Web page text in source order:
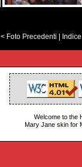
< Foto Precedenti
Welcome to the
Mary Jane skin for